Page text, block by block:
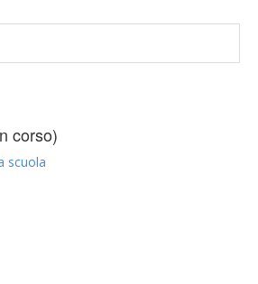
corso)
scuola